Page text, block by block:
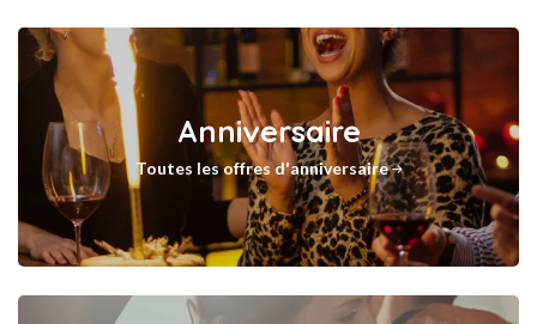
Anniversaire
Toutes les offres d'anniversaire